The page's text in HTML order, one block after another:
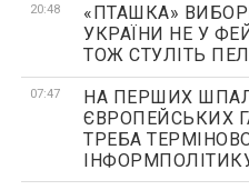
20:48
«ПТАШКА»
УКРАЇНИ НЕ У
ТОЖ СТУЛІТЬ
07:47
НА ПЕРШИХ
ЄВРОПЕЙСЬКИХ
ТРЕБА